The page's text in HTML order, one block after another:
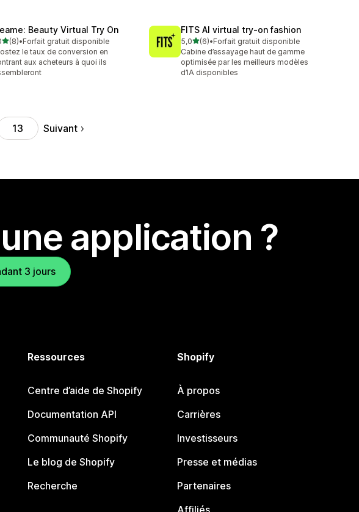
Beauty Virtual Try On
étoile(s) sur 5
(8)au total
•Forfait gratuit disponible
le taux de conversion en
aux acheteurs à quoi ils
FITS AI virtual try‑on fashion
5,0étoile(s) sur 5
(6)
6 avis au total
•Forfait gratuit disponible
Cabine d’essayage haut de gamme
optimisée par les meilleurs modèles
d’IA disponibles
13 Suivant
application ?
3 jours
Ressources
Centre d’aide de Shopify
Documentation API
Communauté Shopify
Le blog de Shopify
Recherche
Shopify
À propos
Carrières
Investisseurs
Presse et médias
Partenaires